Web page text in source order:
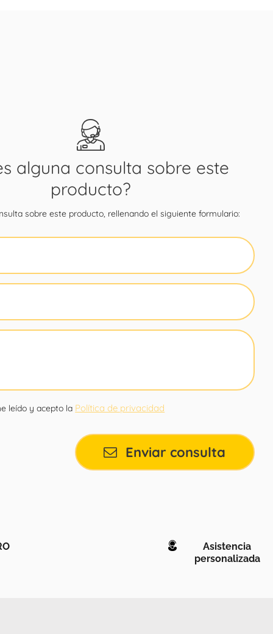
alguna consulta sobre este
producto?
sobre este producto, rellenando el siguiente formulario:
leído y acepto la Política de privacidad
Enviar consulta
Asistencia
personalizada